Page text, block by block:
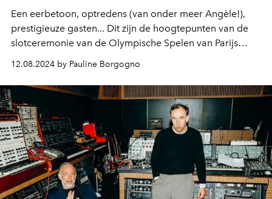
Een eerbetoon, optredens (van onder meer Angèle!),
prestigieuze gasten... Dit zijn de hoogtepunten van de
slotceremonie van de Olympische Spelen van Parijs
12.08.2024 by Pauline Borgogno